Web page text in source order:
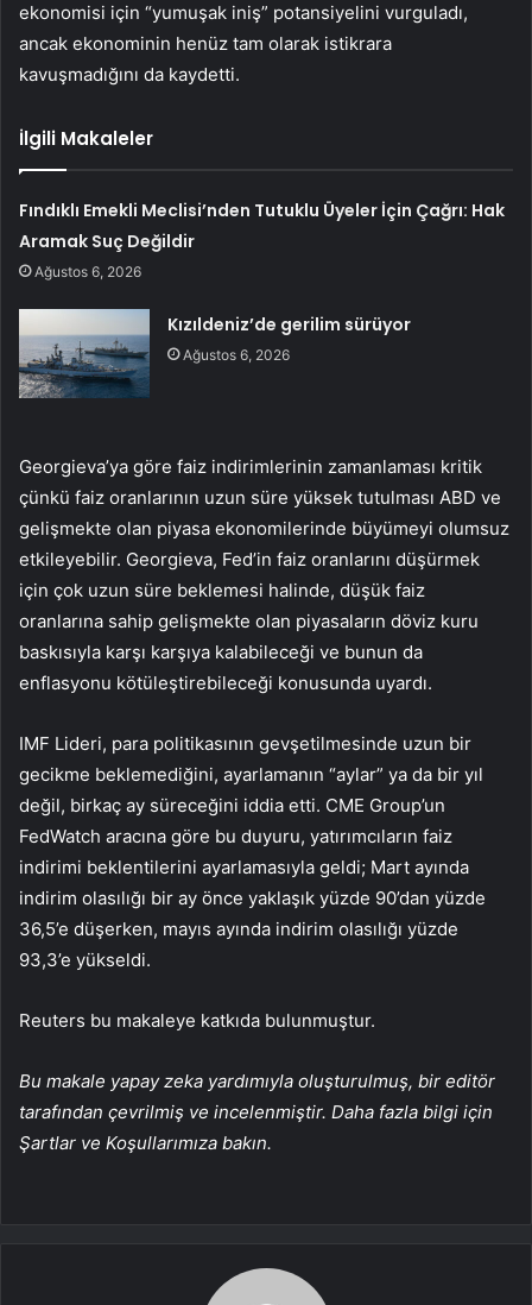
ekonomisi için “yumuşak iniş” potansiyelini vurguladı,
ancak ekonominin henüz tam olarak istikrara
kavuşmadığını da kaydetti.
İlgili Makaleler
Fındıklı Emekli Meclisi’nden Tutuklu Üyeler İçin Çağrı: Hak
Aramak Suç Değildir
Ağustos 6, 2026
Kızıldeniz’de gerilim sürüyor
Ağustos 6, 2026
Georgieva’ya göre faiz indirimlerinin zamanlaması kritik
çünkü faiz oranlarının uzun süre yüksek tutulması ABD ve
gelişmekte olan piyasa ekonomilerinde büyümeyi olumsuz
etkileyebilir. Georgieva, Fed’in faiz oranlarını düşürmek
için çok uzun süre beklemesi halinde, düşük faiz
oranlarına sahip gelişmekte olan piyasaların döviz kuru
baskısıyla karşı karşıya kalabileceği ve bunun da
enflasyonu kötüleştirebileceği konusunda uyardı.
IMF Lideri, para politikasının gevşetilmesinde uzun bir
gecikme beklemediğini, ayarlamanın “aylar” ya da bir yıl
değil, birkaç ay süreceğini iddia etti. CME Group’un
FedWatch aracına göre bu duyuru, yatırımcıların faiz
indirimi beklentilerini ayarlamasıyla geldi; Mart ayında
indirim olasılığı bir ay önce yaklaşık yüzde 90’dan yüzde
36,5’e düşerken, mayıs ayında indirim olasılığı yüzde
93,3’e yükseldi.
Reuters bu makaleye katkıda bulunmuştur.
Bu makale yapay zeka yardımıyla oluşturulmuş, bir editör
tarafından çevrilmiş ve incelenmiştir. Daha fazla bilgi için
Şartlar ve Koşullarımıza bakın.